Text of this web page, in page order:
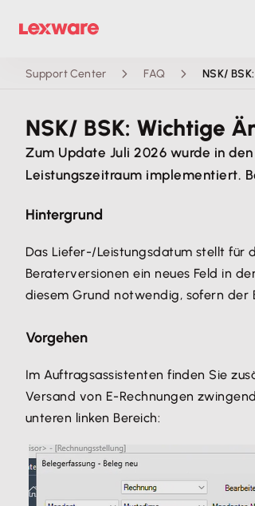
Support Center FAQ NSK/
NSK/ BSK: Wichtige
Zum Update Juli 2026 wurde in
Leistungszeitraum implementiert.
Hintergrund
Das Liefer-/Leistungsdatum stellt für
Beraterversionen ein neues Feld in
diesem Grund notwendig, sofern der
Vorgehen
Im Auftragsassistenten finden Sie
Versand von E-Rechnungen
unteren linken Bereich: